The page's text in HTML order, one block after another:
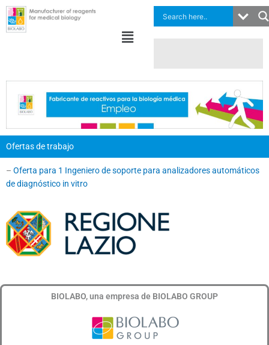
contenido
Menú
Ofertas de trabajo
– Oferta para 1 Ingeniero de soporte para analizadores automáticos
de diagnóstico in vitro
BIOLABO, una empresa de BIOLABO GROUP